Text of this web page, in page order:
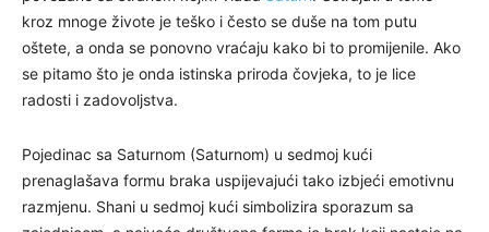
kroz mnoge živote je teško i često se duše na tom putu
oštete, a onda se ponovno vraćaju kako bi to promijenile. Ako
se pitamo što je onda istinska priroda čovjeka, to je lice
radosti i zadovoljstva.
Pojedinac sa Saturnom (Saturnom) u sedmoj kući
prenaglašava formu braka uspijevajući tako izbjeći emotivnu
razmjenu. Shani u sedmoj kući simbolizira sporazum sa